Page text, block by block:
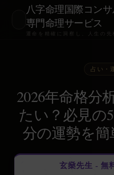
八字命理国際コン
専門命理サービス
運命を精確に洞察し、人生の先
占い・
2026年命格分
たい？必見の
分の運勢を
玄燊先生 - 無